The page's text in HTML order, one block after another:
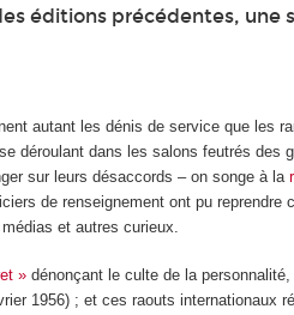
éditions précédentes, une
autant les dénis de service que les
se déroulant dans les salons feutrés des
sur leurs désaccords – on songe à la
de renseignement ont pu reprendre
et autres curieux.
» dénonçant le culte de la
1956) ; et ces raouts internationaux